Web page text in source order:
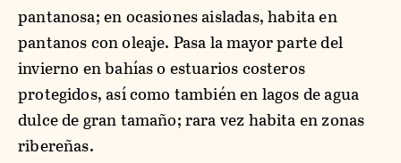
pantanosa; en ocasiones aisladas, habita en
pantanos con oleaje. Pasa la mayor parte del
invierno en bahías o estuarios costeros
protegidos, así como también en lagos de agua
dulce de gran tamaño; rara vez habita en zonas
ribereñas.